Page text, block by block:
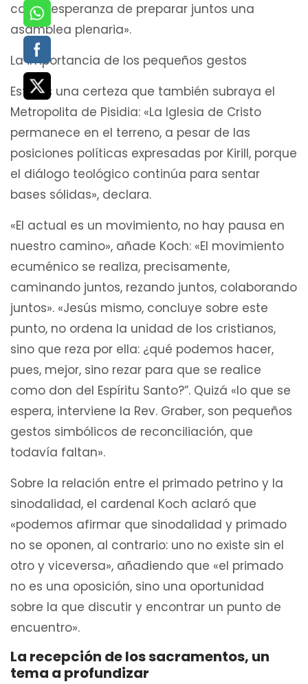
con la esperanza de preparar juntos una
asamblea plenaria».
La importancia de los pequeños gestos
Esta es una certeza que también subraya el
Metropolita de Pisidia: «La Iglesia de Cristo
permanece en el terreno, a pesar de las
posiciones políticas expresadas por Kirill, porque
el diálogo teológico continúa para sentar
bases sólidas», declara.
«El actual es un movimiento, no hay pausa en
nuestro camino», añade Koch: «El movimiento
ecuménico se realiza, precisamente,
caminando juntos, rezando juntos, colaborando
juntos». «Jesús mismo, concluye sobre este
punto, no ordena la unidad de los cristianos,
sino que reza por ella: ¿qué podemos hacer,
pues, mejor, sino rezar para que se realice
como don del Espíritu Santo?”. Quizá «lo que se
espera, interviene la Rev. Graber, son pequeños
gestos simbólicos de reconciliación, que
todavía faltan».
Sobre la relación entre el primado petrino y la
sinodalidad, el cardenal Koch aclaró que
«podemos afirmar que sinodalidad y primado
no se oponen, al contrario: uno no existe sin el
otro y viceversa», añadiendo que «el primado
no es una oposición, sino una oportunidad
sobre la que discutir y encontrar un punto de
encuentro».
La recepción de los sacramentos, un
tema a profundizar